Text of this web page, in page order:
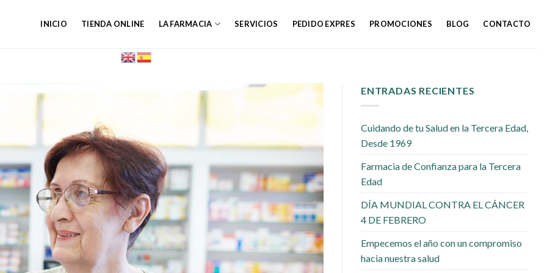
INICIO TIENDA ONLINE LA FARMACIA SERVICIOS PEDIDO EXPRES PROMOCIONES BLOG CONTACTO
ENTRADAS RECIENTES
Cuidando de tu Salud en la Tercera Edad,
Desde 1969
Farmacia de Confianza para la Tercera
Edad
DÍA MUNDIAL CONTRA EL CÁNCER
4 DE FEBRERO
Empecemos el año con un compromiso
hacia nuestra salud